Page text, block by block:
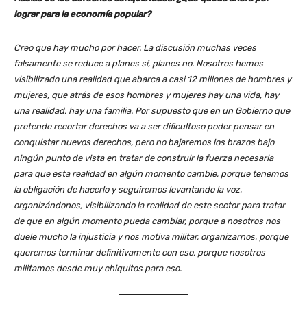
lograr para la economía popular?
Creo que hay mucho por hacer. La discusión muchas veces
falsamente se reduce a planes sí, planes no. Nosotros hemos
visibilizado una realidad que abarca a casi 12 millones de hombres y
mujeres, que atrás de esos hombres y mujeres hay una vida, hay
una realidad, hay una familia. Por supuesto que en un Gobierno que
pretende recortar derechos va a ser dificultoso poder pensar en
conquistar nuevos derechos, pero no bajaremos los brazos bajo
ningún punto de vista en tratar de construir la fuerza necesaria
para que esta realidad en algún momento cambie, porque tenemos
la obligación de hacerlo y seguiremos levantando la voz,
organizándonos, visibilizando la realidad de este sector para tratar
de que en algún momento pueda cambiar, porque a nosotros nos
duele mucho la injusticia y nos motiva militar, organizarnos, porque
queremos terminar definitivamente con eso, porque nosotros
militamos desde muy chiquitos para eso.